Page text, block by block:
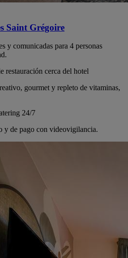
Saint Grégoire
y comunicadas para 4 personas
restauración cerca del hotel
gourmet y repleto de vitaminas,
24/7
y de pago con videovigilancia.